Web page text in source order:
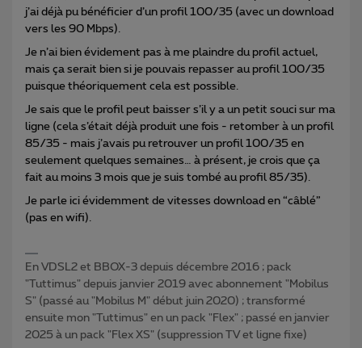
j’ai déjà pu bénéficier d’un profil 100/35 (avec un download
vers les 90 Mbps).
Je n’ai bien évidement pas à me plaindre du profil actuel,
mais ça serait bien si je pouvais repasser au profil 100/35
puisque théoriquement cela est possible.
Je sais que le profil peut baisser s’il y a un petit souci sur ma
ligne (cela s’était déjà produit une fois - retomber à un profil
85/35 - mais j’avais pu retrouver un profil 100/35 en
seulement quelques semaines… à présent, je crois que ça
fait au moins 3 mois que je suis tombé au profil 85/35).
Je parle ici évidemment de vitesses download en “câblé”
(pas en wifi).
En VDSL2 et BBOX-3 depuis décembre 2016 ; pack
"Tuttimus" depuis janvier 2019 avec abonnement "Mobilus
S" (passé au "Mobilus M" début juin 2020) ; transformé
ensuite mon "Tuttimus" en un pack "Flex" ; passé en janvier
2025 à un pack "Flex XS" (suppression TV et ligne fixe)